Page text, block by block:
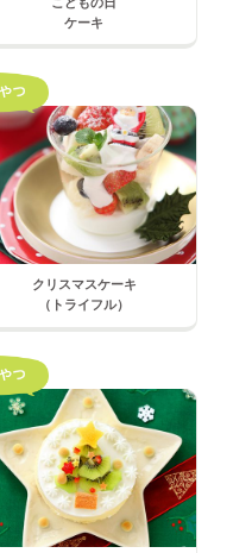
ケーキ
クリスマスケーキ
（トライフル）